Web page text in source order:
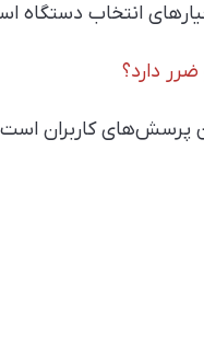
انتخاب دستگاه
ضرر دارد؟
پرسش‌های کاربران